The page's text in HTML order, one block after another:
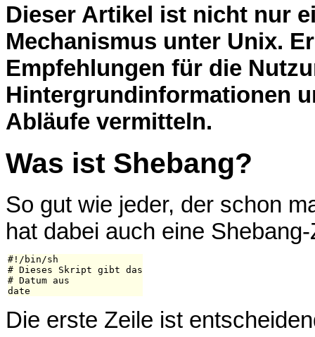
Dieser Artikel ist nicht nur
Mechanismus unter Unix.
Empfehlungen für die
Hintergrundinformationen
Abläufe vermitteln.
Was ist Shebang?
So gut wie jeder, der schon
hat dabei auch eine
#!/bin/sh
# Dieses Skript gibt das
# Datum aus
Die erste Zeile ist